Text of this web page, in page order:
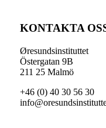
KONTAKTA
Øresundsinstituttet
Östergatan 9B
211 25 Malmö
+46 (0) 40 30 56 30